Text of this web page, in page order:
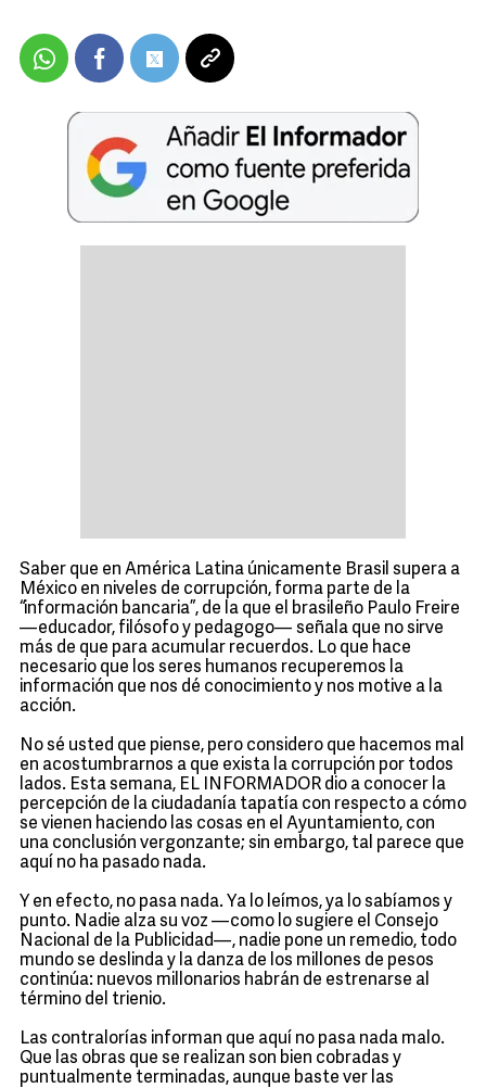
Saber que en América Latina únicamente Brasil supera a
México en niveles de corrupción, forma parte de la
“información bancaria”, de la que el brasileño Paulo Freire
—educador, filósofo y pedagogo— señala que no sirve
más de que para acumular recuerdos. Lo que hace
necesario que los seres humanos recuperemos la
información que nos dé conocimiento y nos motive a la
acción.
No sé usted que piense, pero considero que hacemos mal
en acostumbrarnos a que exista la corrupción por todos
lados. Esta semana, EL INFORMADOR dio a conocer la
percepción de la ciudadanía tapatía con respecto a cómo
se vienen haciendo las cosas en el Ayuntamiento, con
una conclusión vergonzante; sin embargo, tal parece que
aquí no ha pasado nada.
Y en efecto, no pasa nada. Ya lo leímos, ya lo sabíamos y
punto. Nadie alza su voz —como lo sugiere el Consejo
Nacional de la Publicidad—, nadie pone un remedio, todo
mundo se deslinda y la danza de los millones de pesos
continúa: nuevos millonarios habrán de estrenarse al
término del trienio.
Las contralorías informan que aquí no pasa nada malo.
Que las obras que se realizan son bien cobradas y
puntualmente terminadas, aunque baste ver las